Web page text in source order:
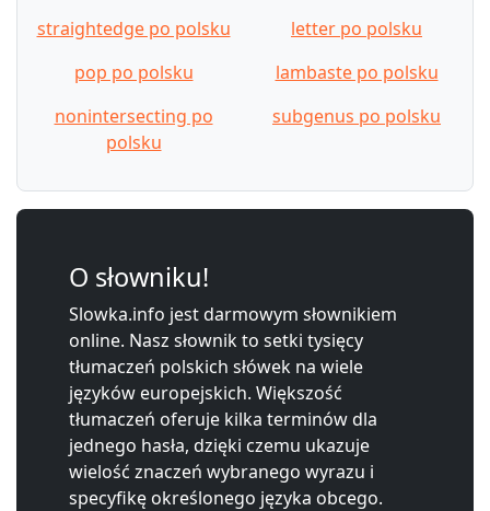
straightedge po polsku
letter po polsku
pop po polsku
lambaste po polsku
nonintersecting po
polsku
subgenus po polsku
O słowniku!
Slowka.info jest darmowym słownikiem
online. Nasz słownik to setki tysięcy
tłumaczeń polskich słówek na wiele
języków europejskich. Większość
tłumaczeń oferuje kilka terminów dla
jednego hasła, dzięki czemu ukazuje
wielość znaczeń wybranego wyrazu i
specyfikę określonego języka obcego.